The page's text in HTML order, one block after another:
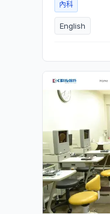
內科
English